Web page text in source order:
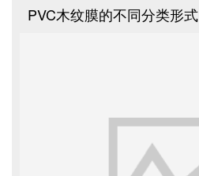
PVC木纹膜的不同分类形式